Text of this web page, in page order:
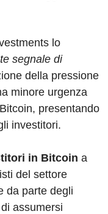
lo
segnale di
della pressione
minore urgenza
presentando
investitori.
in Bitcoin a
del settore
da parte degli
assumersi